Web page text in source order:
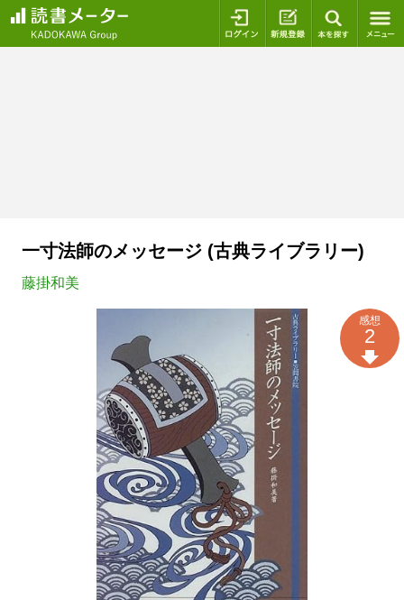
ログイン 新規登録
一寸法師のメッセージ (古典ライブラリー)
藤掛和美
感想
2